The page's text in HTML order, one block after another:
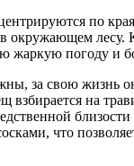
по
окружающем
жаркую погоду и
за свою жизнь
на
что